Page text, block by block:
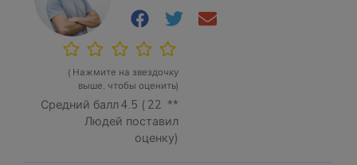
( Нажмите на звездочку
выше, чтобы оценить)
Средний балл4.5 ( 22 **
Людей поставил
оценку)